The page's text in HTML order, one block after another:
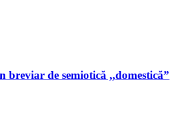
breviar de semiotică ,,domestică”